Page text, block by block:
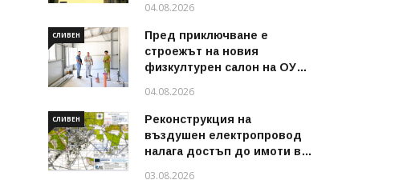
през август 2026 г.
04.08.2026
СЛИВЕН
Пред приключване е
строежът на новия
физкултурен салон на ОУ
Сливен
04.08.2026
СЛИВЕН
Реконструкция на
въздушен електропровод
налага достъп до имоти в
03.08.2026